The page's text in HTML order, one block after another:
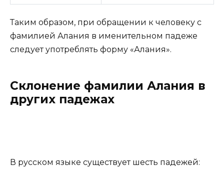
Таким образом, при обращении к человеку с
фамилией Алания в именительном падеже
следует употреблять форму «Алания».
Склонение фамилии Алания в
других падежах
В русском языке существует шесть падежей: